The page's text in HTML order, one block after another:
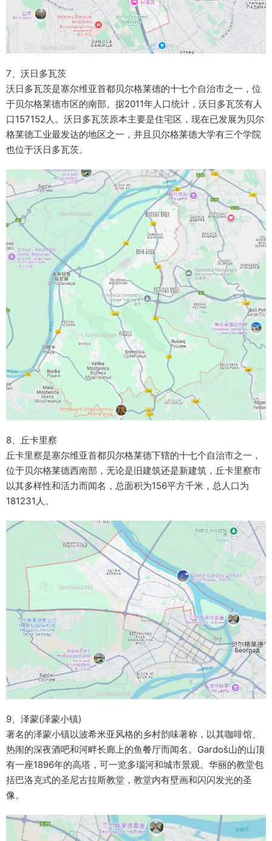
7、沃日多瓦茨
沃日多瓦茨是塞尔维亚首都贝尔格莱德的十七个自治市之一，位
于贝尔格莱德市区的南部。据2011年人口统计，沃日多瓦茨有人
口157152人。沃日多瓦茨原本主要是住宅区，现在已发展为贝尔
格莱德工业最发达的地区之一，并且贝尔格莱德大学有三个学院
也位于沃日多瓦茨。
8、丘卡里察
丘卡里察是塞尔维亚首都贝尔格莱德下辖的十七个自治市之一，
位于贝尔格莱德西南部，无论是旧建筑还是新建筑，丘卡里察市
以其多样性和活力而闻名，总面积为156平方千米，总人口为
181231人。
9、泽蒙(泽蒙小镇)
著名的泽蒙小镇以波希米亚风格的乡村韵味著称，以其咖啡馆、
热闹的深夜酒吧和河畔长廊上的鱼餐厅而闻名。Gardoš山的山顶
有一座1896年的高塔，可一览多瑙河和城市景观。华丽的教堂包
括巴洛克式的圣尼古拉斯教堂，教堂内有壁画和闪闪发光的圣
像。